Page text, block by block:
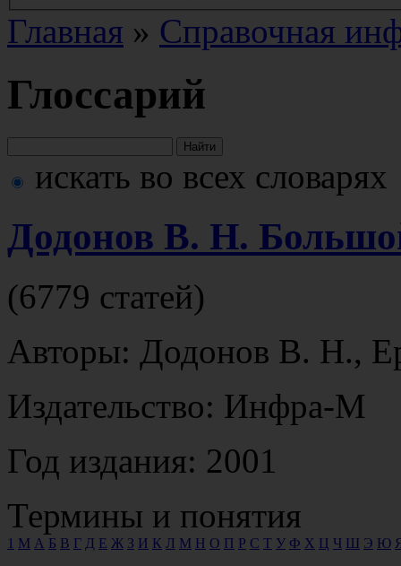
Главная » Справочная
Глоссарий
искать во всех словарях
Додонов В. Н.
(6779 статей)
Авторы: Додонов В. Н.,
Издательство: Инфра-М
Год издания: 2001
Термины и понятия
1 M А Б В Г Д Е Ж З И К Л М Н О П Р С Т У Ф Х Ц Ч Ш Э Ю